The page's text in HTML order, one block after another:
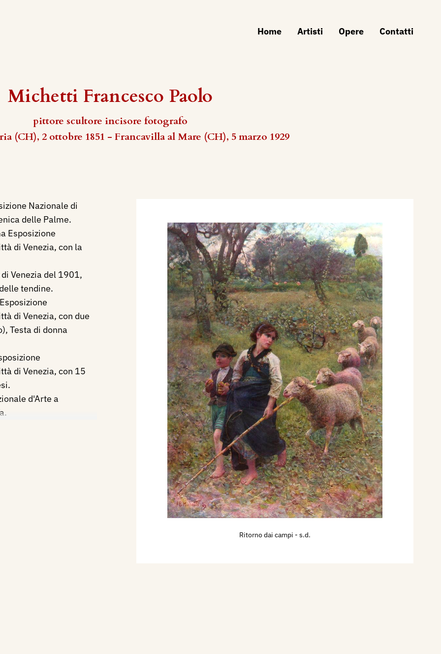
Home Artisti Opere Contatti
Michetti Francesco Paolo
pittore scultore incisore fotografo
(CH), 2 ottobre 1851 - Francavilla al Mare (CH), 5 marzo 1929
Ritorno dai campi - s.d.
Nazionale di
delle Palme.
Esposizione
di Venezia, con la
Venezia del 1901,
tendine.
di Venezia, con due
Testa di donna
di Venezia, con 15
d'Arte a
per il quadro: